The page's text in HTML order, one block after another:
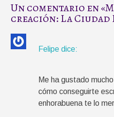
Un comentario en «
creación: La Ciudad
Felipe dice:
Me ha gustado
cómo conseguirte
enhorabuena te lo